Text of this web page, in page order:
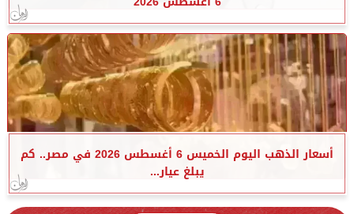
أسعار الذهب اليوم الخميس 6 أغسطس 2026 في مصر.. كم
يبلغ عيار...